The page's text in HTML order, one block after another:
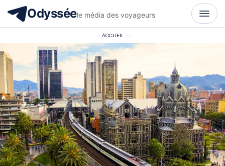
Odysséele média des voyageurs
ACCUEIL —